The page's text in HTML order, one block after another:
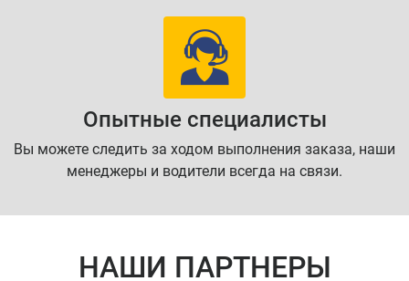
Опытные специалисты
Вы можете следить за ходом выполнения заказа, наши
менеджеры и водители всегда на связи.
НАШИ ПАРТНЕРЫ